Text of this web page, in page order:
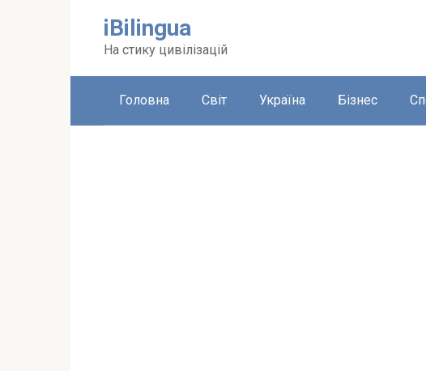
iBilingua
На стику цивілізацій
Головна Світ Україна Бізнес